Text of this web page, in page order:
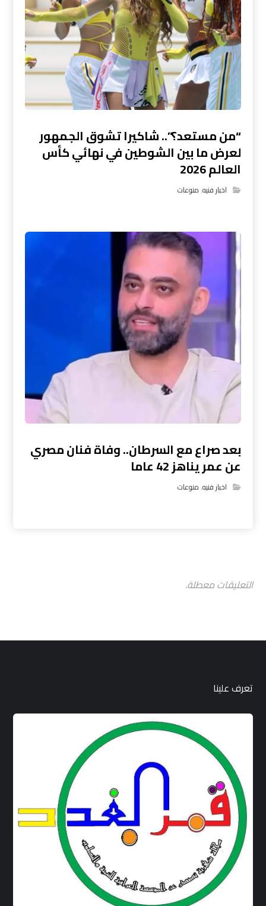
“من مستعد؟”.. شاكيرا تشوق الجمهور
لعرض ما بين الشوطين في نهائي كأس
العالم 2026
اخبار فنيه,منوعات
بعد صراع مع السرطان.. وفاة فنان مصري
عن عمر يناهز 42 عاما
اخبار فنيه,منوعات
التعليقات معطلة.
تعرف علينا